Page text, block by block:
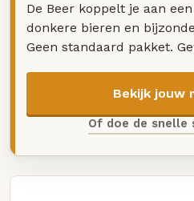
De Beer koppelt je aan
donkere bieren en
Geen standaard pakket.
Bekijk jouw
Of doe de